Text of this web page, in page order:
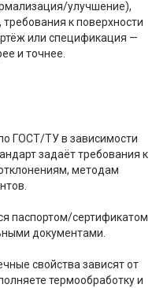
улучшение),
к поверхности
или спецификация —
и точнее.
ГОСТ/ТУ в зависимости
задаёт требования к
методам
паспортом/сертификатом
документами.
свойства зависят от
термообработку и